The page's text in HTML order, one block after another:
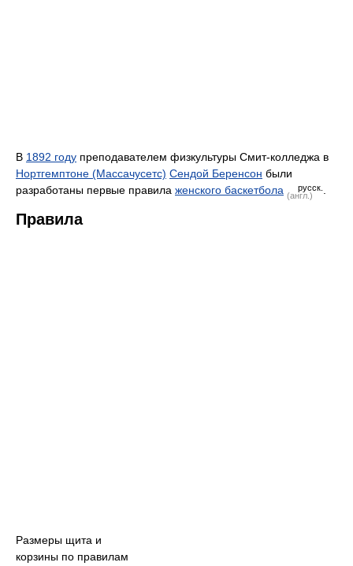
В 1892 году преподавателем физкультуры Смит-колледжа в
Нортгемптоне (Массачусетс) Сендой Беренсон были
разработаны первые правила женского баскетбола (англ.)
русск. .
Правила
Размеры щита и
корзины по правилам